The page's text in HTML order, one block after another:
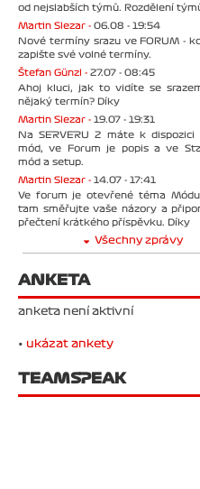
od nejslabších týmů. Rozdělení
Martin Slezar - 06.08 - 19:54
Nové termíny srazu ve FORUM -
zapište své volné termíny.
Štefan Günzl - 27.07 - 08:45
Ahoj kluci, jak to vidíte se
nějaký termín? Díky
Martin Slezar - 19.07 - 19:31
Na SERVERU 2 máte k dispozici
mód, ve Forum je popis a ve
mód a setup.
Martin Slezar - 14.07 - 17:41
Ve forum je otevřené téma
tam směřujte vaše názory a
přečtení krátkého příspěvku. Díky
Všechny zprávy
ANKETA
anketa není aktivní
• ukázat ankety
TEAMSPEAK